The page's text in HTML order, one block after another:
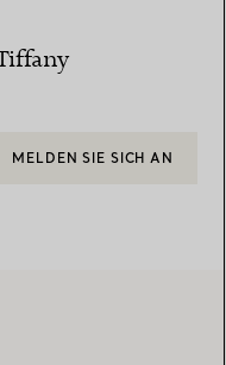
MELDEN SIE SICH AN